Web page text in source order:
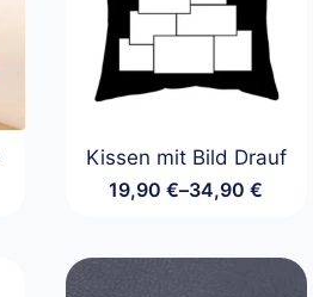
Kissen mit Bild Drauf
19,90€–34,90€
Preisspanne: